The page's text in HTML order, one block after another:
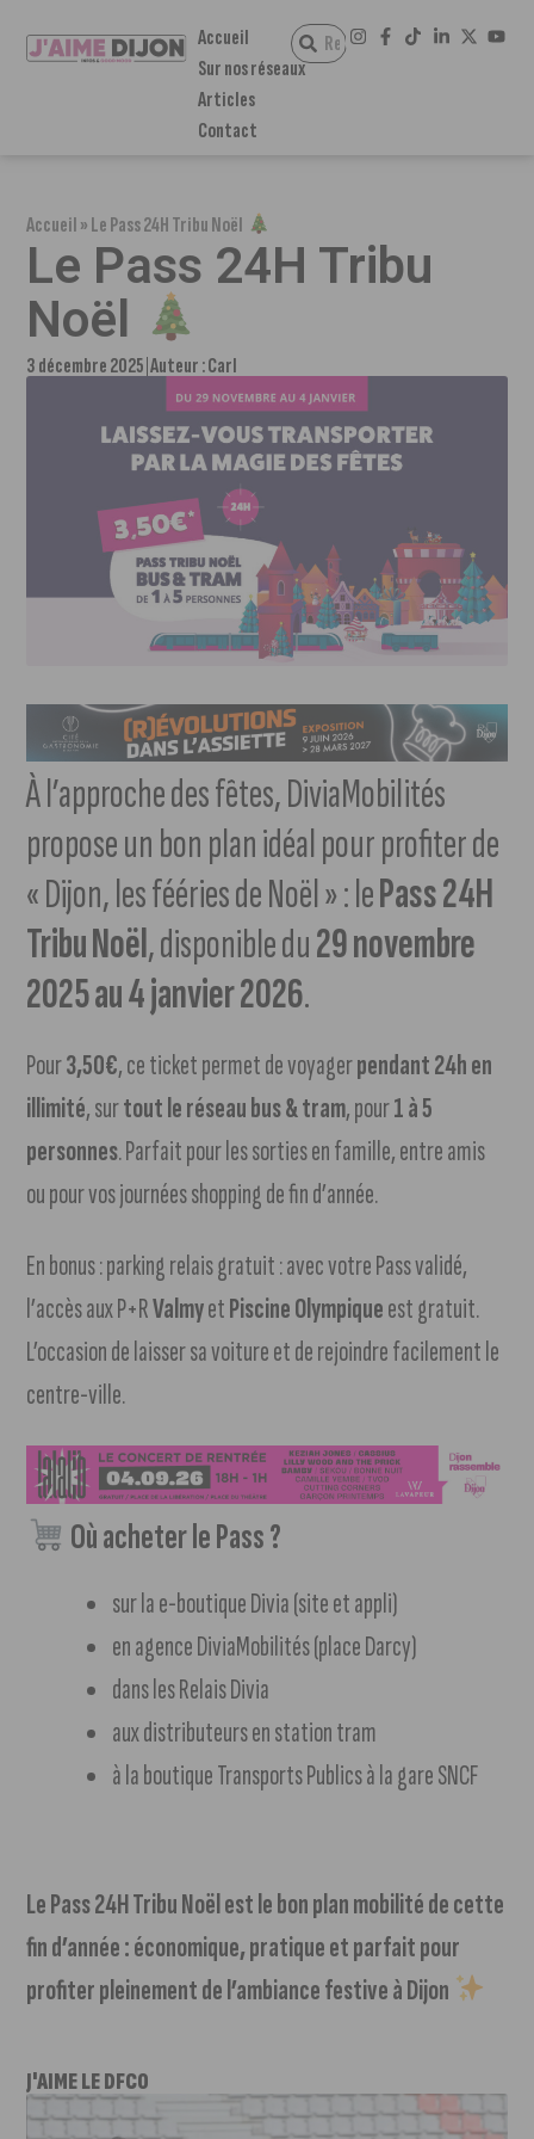
Accueil
Sur nos réseaux
Articles
Contact
Accueil»Le Pass 24H Tribu Noël
Le Pass 24H Tribu
Noël
3 décembre 2025 Auteur :Carl
À l’approche des fêtes, DiviaMobilités
propose un bon plan idéal pour profiter de
« Dijon, les fééries de Noël » : lePass 24H
Tribu Noël, disponible du29 novembre
2025 au 4 janvier 2026.
Pour3,50€, ce ticket permet de voyagerpendant 24h en
illimité, surtout le réseau bus & tram, pour1 à 5
personnes. Parfait pour les sorties en famille, entre amis
ou pour vos journées shopping de fin d’année.
En bonus : parking relais gratuit : avec votre Pass validé,
l’accès aux P+RValmyetPiscine Olympiqueest gratuit.
L’occasion de laisser sa voiture et de rejoindre facilement le
centre-ville.
Où acheter le Pass ?
sur la e-boutique Divia (site et appli)
en agence DiviaMobilités (place Darcy)
dans les Relais Divia
aux distributeurs en station tram
à la boutique Transports Publics à la gare SNCF
Le Pass 24H Tribu Noël est le bon plan mobilité de cette
fin d’année : économique, pratique et parfait pour
profiter pleinement de l’ambiance festive à Dijon
J'AIME LE DFCO